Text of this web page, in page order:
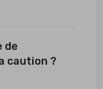
de
caution ?